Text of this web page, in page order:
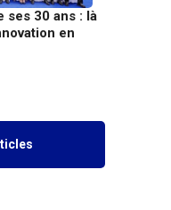
ses 30 ans : là
en